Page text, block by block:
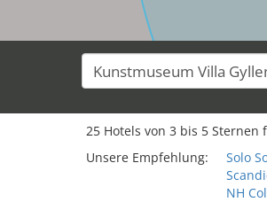
25 Hotels von 3 bis 5 Sternen
Unsere Empfehlung:
Solo
NH